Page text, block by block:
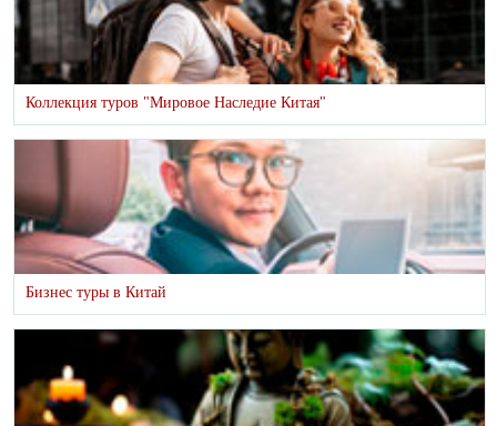
Коллекция туров "Мировое Наследие Китая"
Бизнес туры в Китай